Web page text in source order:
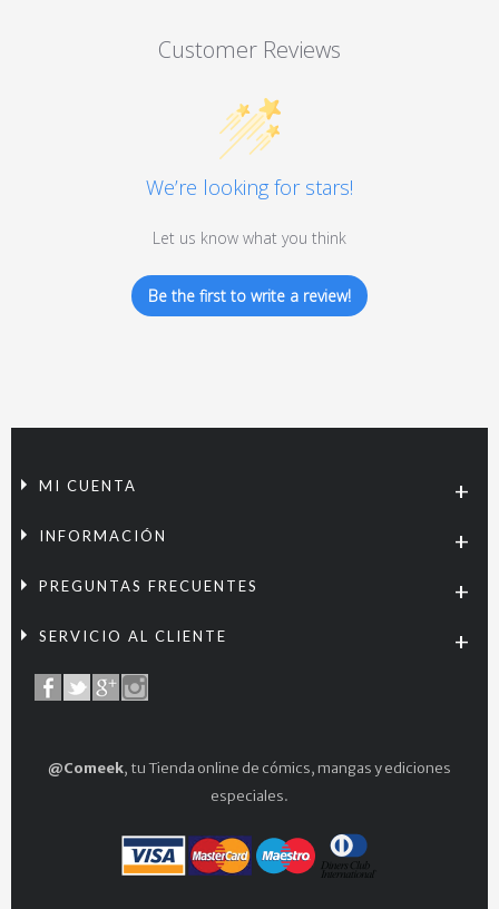
Customer Reviews
We’re looking for stars!
Let us know what you think
Be the first to write a review!
MI CUENTA
INFORMACIÓN
PREGUNTAS FRECUENTES
SERVICIO AL CLIENTE
@Comeek, tu Tienda online de cómics, mangas y ediciones
especiales.